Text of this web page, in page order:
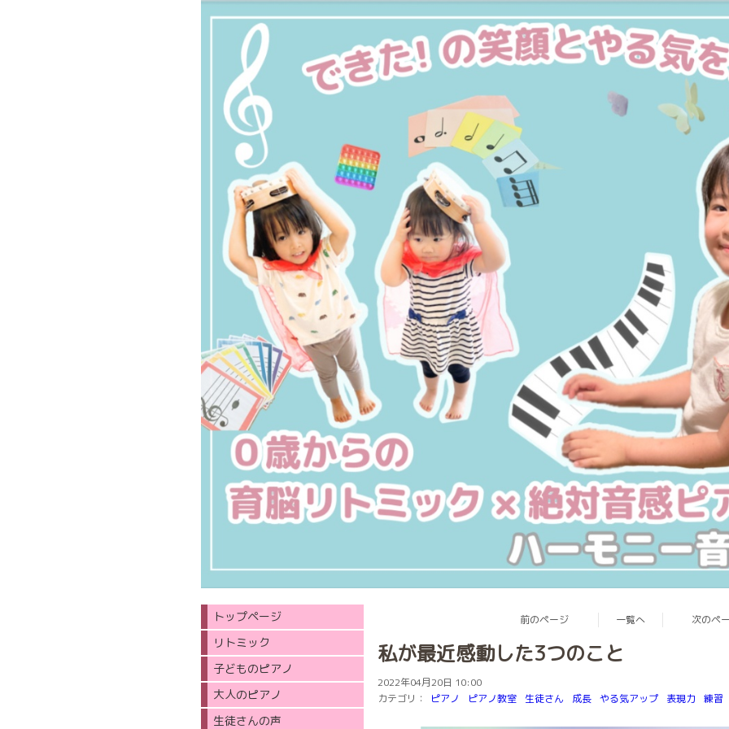
前のページ 一覧へ 次のペ
私が最近感動した3つのこと
2022年04月20日 10:00
カテゴリ：
ピアノ ピアノ教室 生徒さん 成長 やる気アップ 表現力 練習
トップページ
リトミック
子どものピアノ
大人のピアノ
生徒さんの声